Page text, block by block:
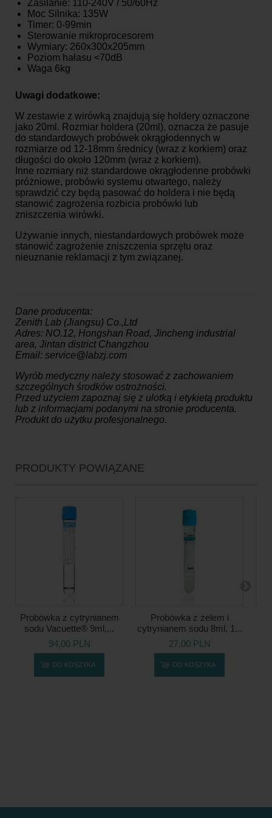
Zasilanie: 110-240V / 50/60Hz
Moc Silnika: 135W
Timer: 0-99min
Sterowanie mikroprocesorem
Wymiary: 260x300x205mm
Poziom hałasu <70dB
Waga 6kg
Uwagi dodatkowe:
W zestawie z wirówką znajdują się holdery oznaczone
jako 20ml. Rozmiar holdera (20ml), oznacza że pasuje
do standardowych probówek okrągłodennych w
rozmiarze od 12-18mm średnicy (wraz z korkiem) oraz
długości do około 120mm (wraz z korkiem).
Inne rozmiary niż standardowe okrągłodenne probówki
próżniowe, probówki systemu otwartego, należy
sprawdzić czy będą pasować do holdera i nie będą
stanowić zagrożenia rozbicia probówki lub
zniszczenia wirówki.
Używanie innych, niestandardowych probówek może
stanowić zagrożenie zniszczenia sprzętu oraz
nieuznanie reklamacji z tym związanej.
Dane producenta:
Zenith Lab (Jiangsu) Co.,Ltd
Adres: NO.12, Hongshan Road, Jincheng industrial
area, Jintan district Changzhou
Email: service@labzj.com
Wyrób medyczny należy stosować z zachowaniem
szczególnych środków ostrożności.
Przed użyciem zapoznaj się z ulotką i etykietą produktu
lub z informacjami podanymi na stronie producenta.
Produkt do użytku profesjonalnego.
PRODUKTY POWIĄZANE
Probówka z cytrynianem
sodu Vacuette® 9ml,...
94,00 PLN
DO KOSZYKA
Probówka z żelem i
cytrynianem sodu 8ml, 1...
27,00 PLN
DO KOSZYKA